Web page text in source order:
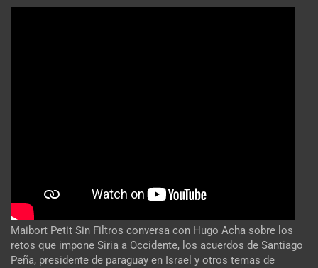
Maibort Petit Sin Filtros conversa con Hugo Acha sobre los
retos que impone Siria a Occidente, los acuerdos de Santiago
Peña, presidente de paraguay en Israel y otros temas de